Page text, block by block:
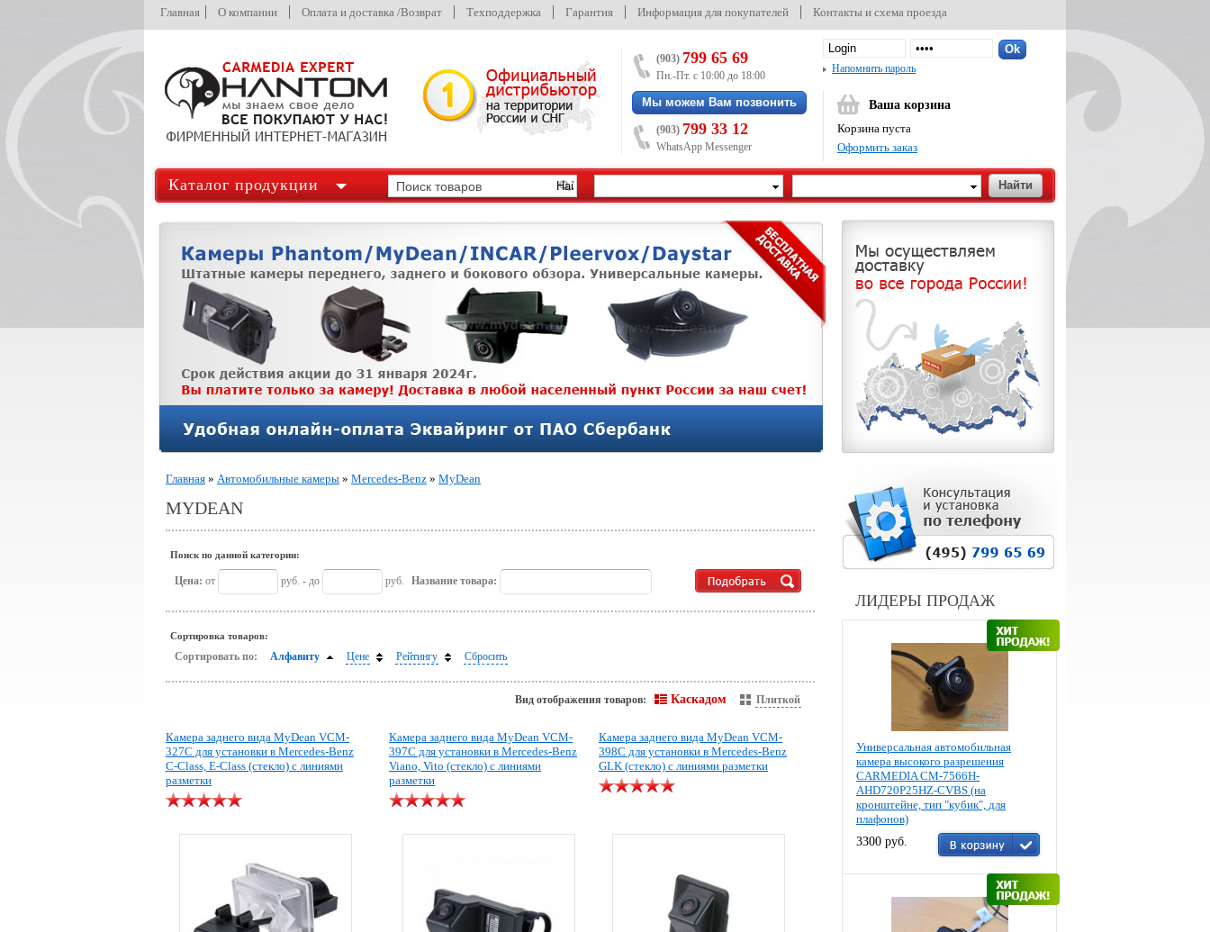
Главная О компании Оплата и доставка /Возврат Техподдержка Гарантия Информация для покупателей Контакты и схема проезда
(903) 799 65 69
Пн.-Пт. с 10:00 до 18:00
Мы можем Вам позвонить
(903) 799 33 12
WhatsApp Messenger
Напомнить пароль
Ваша корзина
Корзина пуста
Оформить заказ
Каталог продукции
ЛИДЕРЫ ПРОДАЖ
Универсальная автомобильная
камера высокого разрешения
CARMEDIA CM-7566H-
AHD720P25HZ-CVBS (на
кронштейне, тип "кубик", для
плафонов)
3300 руб.
Главная » Автомобильные камеры » Mercedes-Benz » MyDean
MYDEAN
Поиск по данной категории:
Цена: от руб. - до руб. Название товара:
Сортировка товаров:
Сортировать по: Алфавиту Цене Рейтингу Сбросить
Вид отображения товаров: Каскадом Плиткой
Камера заднего вида MyDean VCM-
327C для установки в Mercedes-Benz
C-Class, E-Class (стекло) с линиями
разметки
Камера заднего вида MyDean VCM-
397C для установки в Mercedes-Benz
Viano, Vito (стекло) с линиями
разметки
Камера заднего вида MyDean VCM-
398C для установки в Mercedes-Benz
GLK (стекло) с линиями разметки